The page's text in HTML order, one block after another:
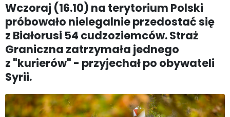
Wczoraj (16.10) na terytorium Polski
próbowało nielegalnie przedostać się
z Białorusi 54 cudzoziemców. Straż
Graniczna zatrzymała jednego
z "kurierów" - przyjechał po obywateli
Syrii.